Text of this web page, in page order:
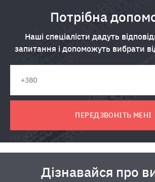
Потрібна
Наші спеціалісти дадуть
запитання і допоможуть вибрати
ПЕРЕДЗВОНІТЬ МЕНІ
Дізнавайся про